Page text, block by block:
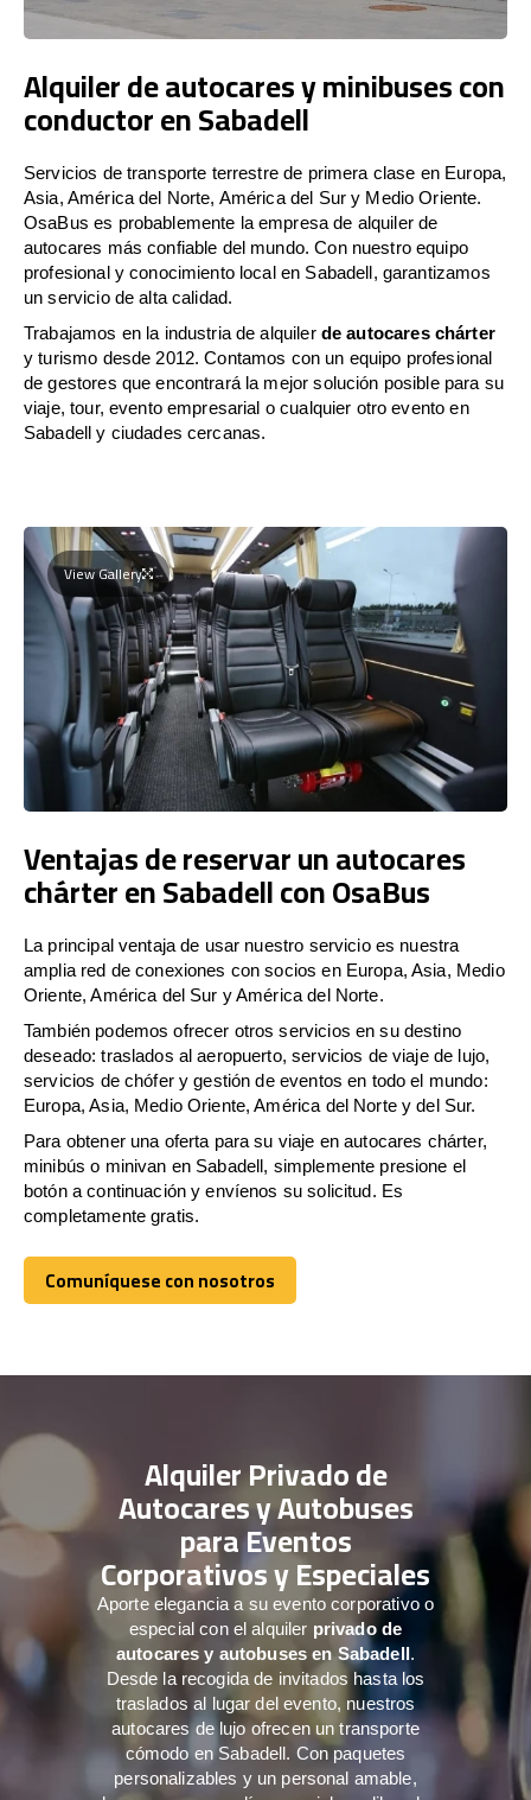
Alquiler de autocares y minibuses con
conductor en Sabadell
Servicios de transporte terrestre de primera clase en Europa,
Asia, América del Norte, América del Sur y Medio Oriente.
OsaBus es probablemente la empresa de alquiler de
autocares más confiable del mundo. Con nuestro equipo
profesional y conocimiento local en Sabadell, garantizamos
un servicio de alta calidad.
Trabajamos en la industria de alquiler de autocares chárter
y turismo desde 2012. Contamos con un equipo profesional
de gestores que encontrará la mejor solución posible para su
viaje, tour, evento empresarial o cualquier otro evento en
Sabadell y ciudades cercanas.
View Gallery
Ventajas de reservar un autocares
chárter en Sabadell con OsaBus
La principal ventaja de usar nuestro servicio es nuestra
amplia red de conexiones con socios en Europa, Asia, Medio
Oriente, América del Sur y América del Norte.
También podemos ofrecer otros servicios en su destino
deseado: traslados al aeropuerto, servicios de viaje de lujo,
servicios de chófer y gestión de eventos en todo el mundo:
Europa, Asia, Medio Oriente, América del Norte y del Sur.
Para obtener una oferta para su viaje en autocares chárter,
minibús o minivan en Sabadell, simplemente presione el
botón a continuación y envíenos su solicitud. Es
completamente gratis.
Comuníquese con nosotros
Comuníquese con nosotros
Alquiler Privado de
Autocares y Autobuses
para Eventos
Corporativos y Especiales
Aporte elegancia a su evento corporativo o
especial con el alquiler privado de
autocares y autobuses en Sabadell.
Desde la recogida de invitados hasta los
traslados al lugar del evento, nuestros
autocares de lujo ofrecen un transporte
cómodo en Sabadell. Con paquetes
personalizables y un personal amable,